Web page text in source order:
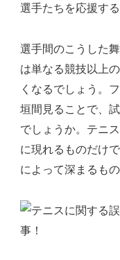
選手たちを応援す
選手間のこうした
は単なる競技以上
くなるでしょう。
垣間見ることで、
でしょうか。テニ
に現れるものだけ
によって深まるもの